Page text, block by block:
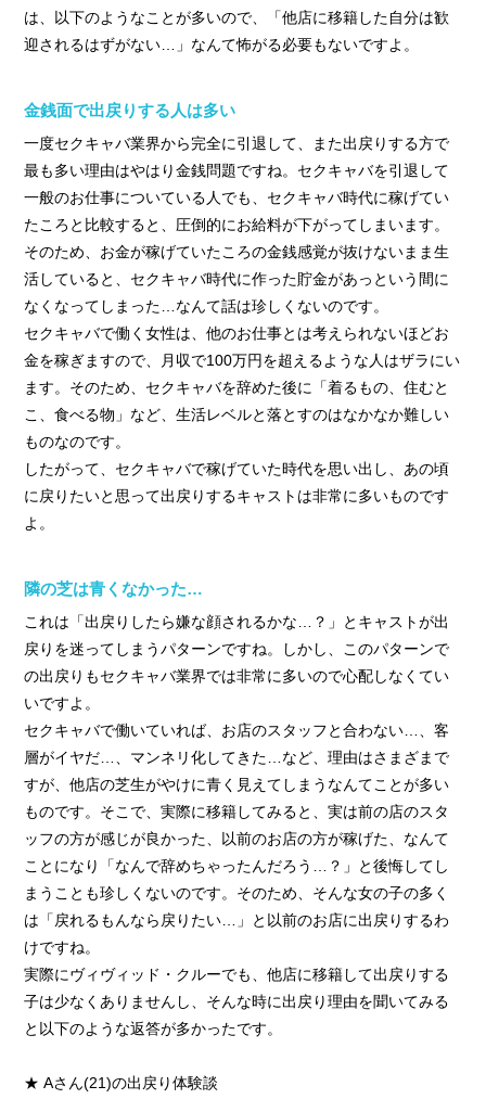
は、以下のようなことが多いので、「他店に移籍した自分は歓
迎されるはずがない…」なんて怖がる必要もないですよ。
金銭面で出戻りする人は多い
一度セクキャバ業界から完全に引退して、また出戻りする方で
最も多い理由はやはり金銭問題ですね。セクキャバを引退して
一般のお仕事についている人でも、セクキャバ時代に稼げてい
たころと比較すると、圧倒的にお給料が下がってしまいます。
そのため、お金が稼げていたころの金銭感覚が抜けないまま生
活していると、セクキャバ時代に作った貯金があっという間に
なくなってしまった…なんて話は珍しくないのです。
セクキャバで働く女性は、他のお仕事とは考えられないほどお
金を稼ぎますので、月収で100万円を超えるような人はザラにい
ます。そのため、セクキャバを辞めた後に「着るもの、住むと
こ、食べる物」など、生活レベルと落とすのはなかなか難しい
ものなのです。
したがって、セクキャバで稼げていた時代を思い出し、あの頃
に戻りたいと思って出戻りするキャストは非常に多いものです
よ。
隣の芝は青くなかった…
これは「出戻りしたら嫌な顔されるかな…？」とキャストが出
戻りを迷ってしまうパターンですね。しかし、このパターンで
の出戻りもセクキャバ業界では非常に多いので心配しなくてい
いですよ。
セクキャバで働いていれば、お店のスタッフと合わない…、客
層がイヤだ…、マンネリ化してきた…など、理由はさまざまで
すが、他店の芝生がやけに青く見えてしまうなんてことが多い
ものです。そこで、実際に移籍してみると、実は前の店のスタ
ッフの方が感じが良かった、以前のお店の方が稼げた、なんて
ことになり「なんで辞めちゃったんだろう…？」と後悔してし
まうことも珍しくないのです。そのため、そんな女の子の多く
は「戻れるもんなら戻りたい…」と以前のお店に出戻りするわ
けですね。
実際にヴィヴィッド・クルーでも、他店に移籍して出戻りする
子は少なくありませんし、そんな時に出戻り理由を聞いてみる
と以下のような返答が多かったです。
★ Aさん(21)の出戻り体験談